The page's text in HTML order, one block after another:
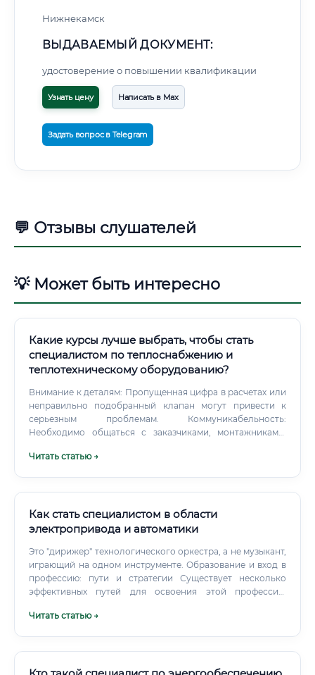
Нижнекамск
ВЫДАВАЕМЫЙ ДОКУМЕНТ:
удостоверение о повышении квалификации
Узнать цену Написать в Max
Задать вопрос в Telegram
💬 Отзывы слушателей
💡 Может быть интересно
Какие курсы лучше выбрать, чтобы стать
специалистом по теплоснабжению и
теплотехническому оборудованию?
Внимание к деталям: Пропущенная цифра в расчетах или
неправильно подобранный клапан могут привести к
серьезным проблемам. Коммуникабельность:
Необходимо общаться с заказчиками, монтажниками,
смежных областей. Стрессоустойчивость: Особенно
Читать статью →
Как стать специалистом в области
электропривода и автоматики
Это "дирижер" технологического оркестра, а не музыкант,
играющий на одном инструменте. Образование и вход в
профессию: пути и стратегии Существует несколько
эффективных путей для освоения этой профессии.
физики (электричество) и математики.
Читать статью →